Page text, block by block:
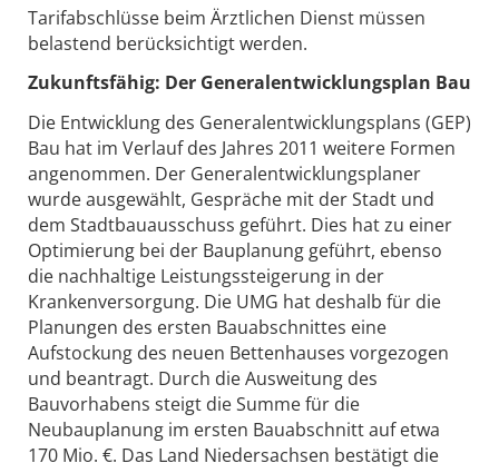
Tarifabschlüsse beim Ärztlichen Dienst müssen
belastend berücksichtigt werden.
Zukunftsfähig: Der Generalentwicklungsplan Bau
Die Entwicklung des Generalentwicklungsplans (GEP)
Bau hat im Verlauf des Jahres 2011 weitere Formen
angenommen. Der Generalentwicklungsplaner
wurde ausgewählt, Gespräche mit der Stadt und
dem Stadtbauausschuss geführt. Dies hat zu einer
Optimierung bei der Bauplanung geführt, ebenso
die nachhaltige Leistungssteigerung in der
Krankenversorgung. Die UMG hat deshalb für die
Planungen des ersten Bauabschnittes eine
Aufstockung des neuen Bettenhauses vorgezogen
und beantragt. Durch die Ausweitung des
Bauvorhabens steigt die Summe für die
Neubauplanung im ersten Bauabschnitt auf etwa
170 Mio. €. Das Land Niedersachsen bestätigt die